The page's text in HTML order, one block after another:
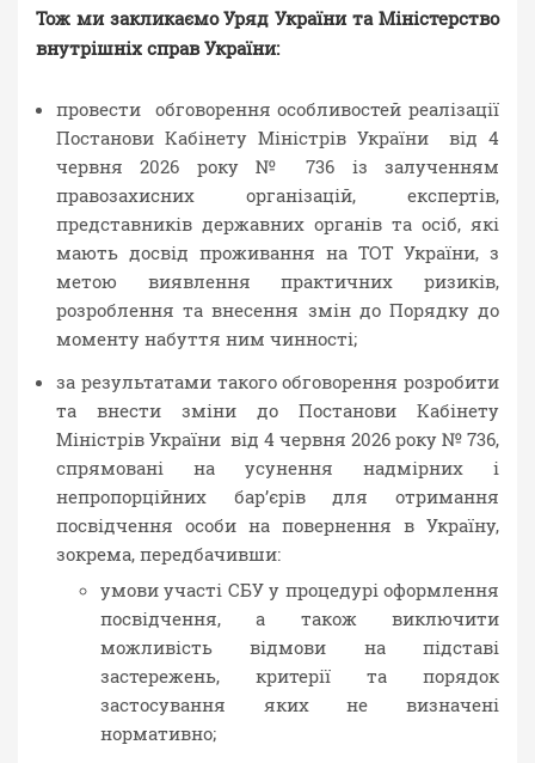
Тож ми закликаємо Уряд України та Міністерство
внутрішніх справ України:
провести обговорення особливостей реалізації
Постанови Кабінету Міністрів України від 4
червня 2026 року № 736 із залученням
правозахисних організацій, експертів,
представників державних органів та осіб, які
мають досвід проживання на ТОТ України, з
метою виявлення практичних ризиків,
розроблення та внесення змін до Порядку до
моменту набуття ним чинності;
за результатами такого обговорення розробити
та внести зміни до Постанови Кабінету
Міністрів України від 4 червня 2026 року № 736,
спрямовані на усунення надмірних і
непропорційних бар’єрів для отримання
посвідчення особи на повернення в Україну,
зокрема, передбачивши:
умови участі СБУ у процедурі оформлення
посвідчення, а також виключити
можливість відмови на підставі
застережень, критерії та порядок
застосування яких не визначені
нормативно;